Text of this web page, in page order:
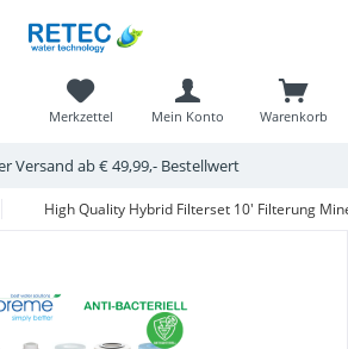
Versand ab € 49,99,- Bestellwert
Warenkorb
Merkzettel Mein Konto
High Quality Hybrid Filterset 10' Filterung